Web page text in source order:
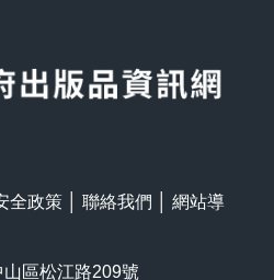
全政策 聯絡我們
網站導
區松江路209號